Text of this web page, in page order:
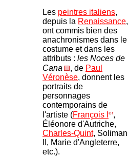
Les peintres italiens,
depuis la Renaissance,
ont commis bien des
anachronismes dans le
costume et dans les
attributs : les Noces de
Cana
, de Paul
Véronèse, donnent les
portraits de
personnages
contemporains de
l'artiste (François I er,
Éléonore d'Autriche,
Charles-Quint, Soliman
II, Marie d'Angleterre,
etc.).